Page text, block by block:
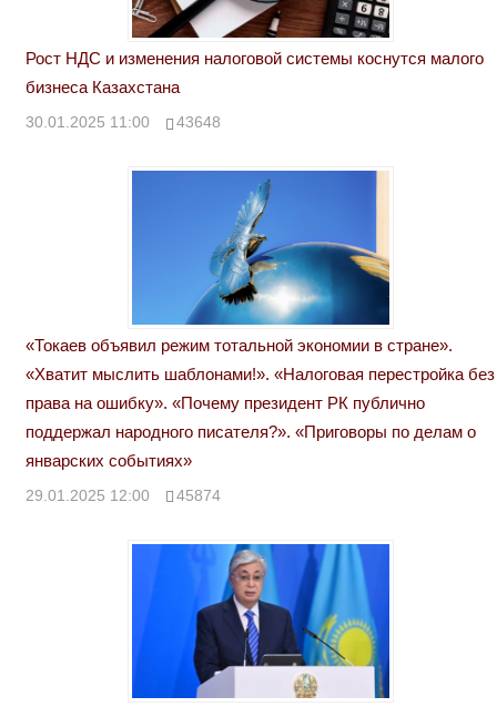
Рост НДС и изменения налоговой системы коснутся малого
бизнеса Казахстана
30.01.2025 11:00 43648
«Токаев объявил режим тотальной экономии в стране».
«Хватит мыслить шаблонами!». «Налоговая перестройка без
права на ошибку». «Почему президент РК публично
поддержал народного писателя?». «Приговоры по делам о
январских событиях»
29.01.2025 12:00 45874